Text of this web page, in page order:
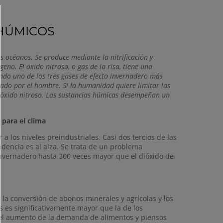
océanos. Se produce mediante la nitrificación y
El óxido nitroso, o gas de la risa, tiene una
uno de los tres gases de efecto invernadero más
por el hombre. Si la humanidad quiere limitar las
nitroso. Las sustancias húmicas desempeñan un
el clima
los niveles preindustriales. Casi dos tercios de las
es al alza. Se trata de un problema
hasta 300 veces mayor que el dióxido de
conversión de abonos minerales y agrícolas y los
es significativamente mayor que la de los
de la demanda de alimentos y piensos